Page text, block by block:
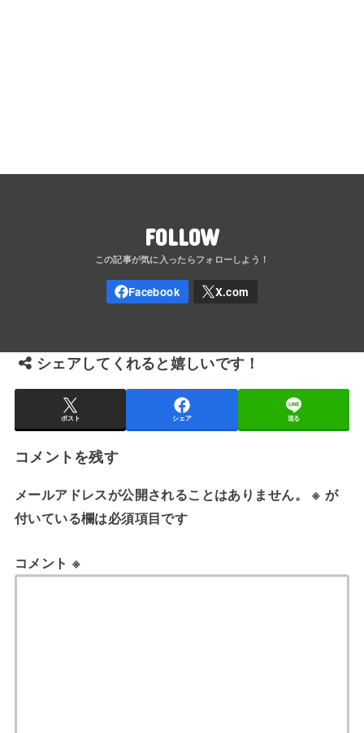
FOLLOW
シェアしてくれると嬉しいです！
ポスト シェア 送る
コメントを残す
メールアドレスが公開されることはありません。 ※ が
付いている欄は必須項目です
コメント ※